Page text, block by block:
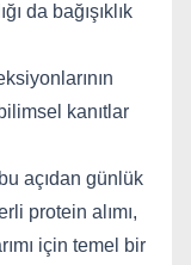
da bağışıklık
kanıtlar
açıdan günlük
protein alımı,
için temel bir